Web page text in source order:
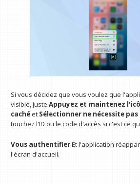
Si vous décidez que vous voulez que
visible, justeAppuyez et maintenez
cachéet Sélectionner ne nécessite pas
touchez l'ID ou le code d'accès si c'est ce
Vous authentifierEt l'application
l'écran d'accueil.